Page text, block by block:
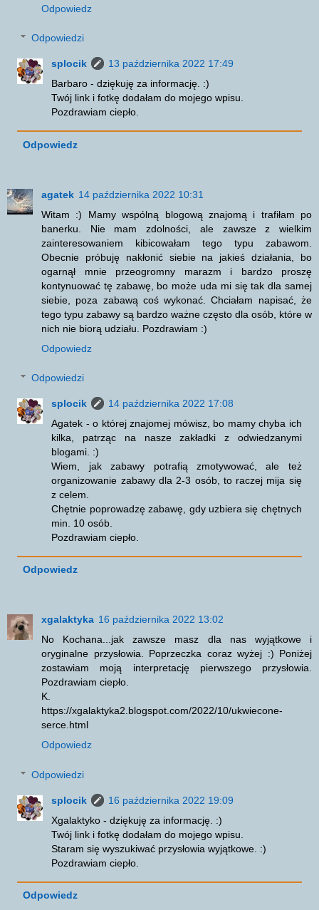
Odpowiedz
Odpowiedzi
splocik
13 października 2022 17:49
Barbaro - dziękuję za informację. :)
Twój link i fotkę dodałam do mojego wpisu.
Pozdrawiam ciepło.
Odpowiedz
agatek 14 października 2022 10:31
Witam :) Mamy wspólną blogową znajomą i trafiłam po
banerku. Nie mam zdolności, ale zawsze z wielkim
zainteresowaniem kibicowałam tego typu zabawom.
Obecnie próbuję nakłonić siebie na jakieś działania, bo
ogarnął mnie przeogromny marazm i bardzo proszę
kontynuować tę zabawę, bo może uda mi się tak dla samej
siebie, poza zabawą coś wykonać. Chciałam napisać, że
tego typu zabawy są bardzo ważne często dla osób, które w
nich nie biorą udziału. Pozdrawiam :)
Odpowiedz
Odpowiedzi
splocik
14 października 2022 17:08
Agatek - o której znajomej mówisz, bo mamy chyba ich
kilka, patrząc na nasze zakładki z odwiedzanymi
blogami. :)
Wiem, jak zabawy potrafią zmotywować, ale też
organizowanie zabawy dla 2-3 osób, to raczej mija się
z celem.
Chętnie poprowadzę zabawę, gdy uzbiera się chętnych
min. 10 osób.
Pozdrawiam ciepło.
Odpowiedz
xgalaktyka 16 października 2022 13:02
No Kochana...jak zawsze masz dla nas wyjątkowe i
oryginalne przysłowia. Poprzeczka coraz wyżej :) Poniżej
zostawiam moją interpretację pierwszego przysłowia.
Pozdrawiam ciepło.
K.
https://xgalaktyka2.blogspot.com/2022/10/ukwiecone-
serce.html
Odpowiedz
Odpowiedzi
splocik
16 października 2022 19:09
Xgalaktyko - dziękuję za informację. :)
Twój link i fotkę dodałam do mojego wpisu.
Staram się wyszukiwać przysłowia wyjątkowe. :)
Pozdrawiam ciepło.
Odpowiedz